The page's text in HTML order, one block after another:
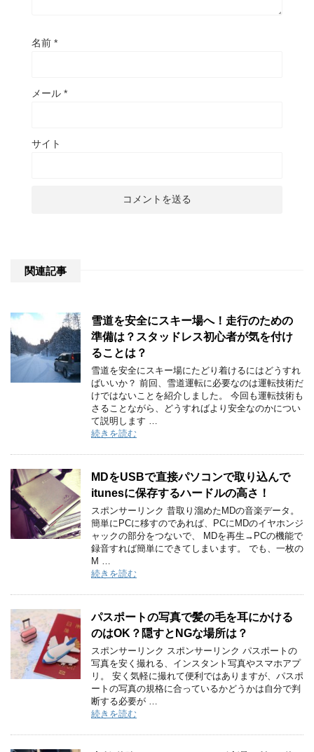
名前 *
メール *
サイト
関連記事
雪道を安全にスキー場へ！走行のための
準備は？スタッドレス初心者が気を付け
ることは？
雪道を安全にスキー場にたどり着けるにはどうすれ
ばいいか？ 前回、雪道運転に必要なのは運転技術だ
けではないことを紹介しました。 今回も運転技術も
さることながら、どうすればより安全なのかについ
て説明します …
続きを読む
MDをUSBで直接パソコンで取り込んで
itunesに保存するハードルの高さ！
スポンサーリンク 昔取り溜めたMDの音楽データ。
簡単にPCに移すのであれば、PCにMDのイヤホンジ
ャックの部分をつないで、 MDを再生→PCの機能で
録音すれば簡単にできてしまいます。 でも、一枚の
M …
続きを読む
パスポートの写真で髪の毛を耳にかける
のはOK？隠すとNGな場所は？
スポンサーリンク スポンサーリンク パスポートの
写真を安く撮れる、インスタント写真やスマホアプ
リ。 安く気軽に撮れて便利ではありますが、パスポ
ートの写真の規格に合っているかどうかは自分で判
断する必要が …
続きを読む